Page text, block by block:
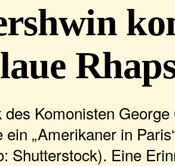
Komonisten
ein „Amerikaner in
Shutterstock). Eine